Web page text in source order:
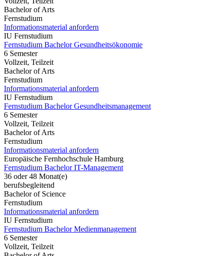
Bachelor of Arts
Fernstudium
Informationsmaterial anfordern
IU Fernstudium
Fernstudium Bachelor Gesundheitsökonomie
6 Semester
Vollzeit, Teilzeit
Bachelor of Arts
Fernstudium
Informationsmaterial anfordern
IU Fernstudium
Fernstudium Bachelor Gesundheitsmanagement
6 Semester
Vollzeit, Teilzeit
Bachelor of Arts
Fernstudium
Informationsmaterial anfordern
Europäische Fernhochschule Hamburg
Fernstudium Bachelor IT-Management
36 oder 48 Monat(e)
berufsbegleitend
Bachelor of Science
Fernstudium
Informationsmaterial anfordern
IU Fernstudium
Fernstudium Bachelor Medienmanagement
6 Semester
Vollzeit, Teilzeit